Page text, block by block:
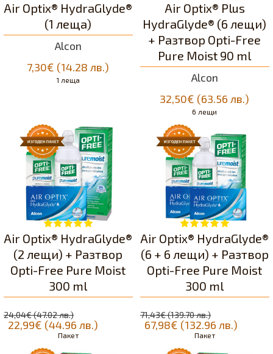
Alcon
Air Optix® HydraGlyde®
(1 леща)
7,30€ (14.28 лв.)
1 леща Alcon
Air Optix® Plus
HydraGlyde® (6 лещи)
+ Разтвор Opti-Free
Pure Moist 90 ml
32,50€ (63.56 лв.)
6 лещи
Air Optix® HydraGlyde®
(2 лещи) + Разтвор
Opti-Free Pure Moist
300 ml
22,99€ (44.96 лв.)
24,04€ (47.02 лв.)
Пакет
Air Optix® HydraGlyde®
(6 + 6 лещи) + Разтвор
Opti-Free Pure Moist
300 ml
67,98€ (132.96 лв.)
71,43€ (139.70 лв.)
Пакет